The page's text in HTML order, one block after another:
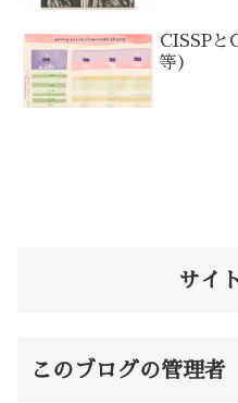
CISSPと
等）
サイ
このブログの管理者